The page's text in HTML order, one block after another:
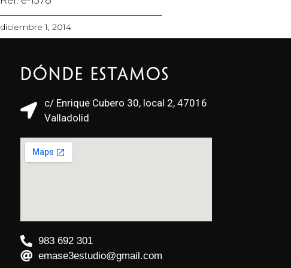
diciembre 1, 2014
Dónde estamos
c/ Enrique Cubero 30, local 2, 47016
Valladolid
983 692 301
emase3estudio@gmail.com